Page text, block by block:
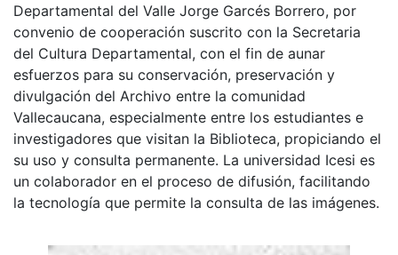
Departamental del Valle Jorge Garcés Borrero, por
convenio de cooperación suscrito con la Secretaria
del Cultura Departamental, con el fin de aunar
esfuerzos para su conservación, preservación y
divulgación del Archivo entre la comunidad
Vallecaucana, especialmente entre los estudiantes e
investigadores que visitan la Biblioteca, propiciando el
su uso y consulta permanente. La universidad Icesi es
un colaborador en el proceso de difusión, facilitando
la tecnología que permite la consulta de las imágenes.